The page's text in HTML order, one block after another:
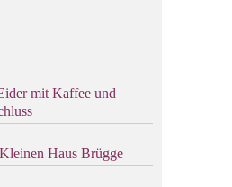
mit Kaffee und
Haus Brügge